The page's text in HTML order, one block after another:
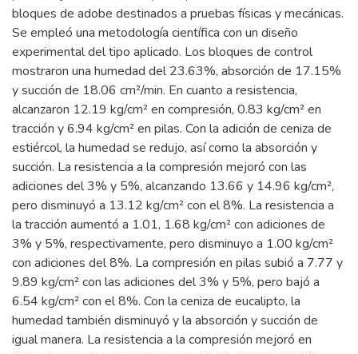
bloques de adobe destinados a pruebas físicas y mecánicas.
Se empleó una metodología científica con un diseño
experimental del tipo aplicado. Los bloques de control
mostraron una humedad del 23.63%, absorción de 17.15%
y succión de 18.06 cm²/min. En cuanto a resistencia,
alcanzaron 12.19 kg/cm² en compresión, 0.83 kg/cm² en
tracción y 6.94 kg/cm² en pilas. Con la adición de ceniza de
estiércol, la humedad se redujo, así como la absorción y
succión. La resistencia a la compresión mejoró con las
adiciones del 3% y 5%, alcanzando 13.66 y 14.96 kg/cm²,
pero disminuyó a 13.12 kg/cm² con el 8%. La resistencia a
la tracción aumentó a 1.01, 1.68 kg/cm² con adiciones de
3% y 5%, respectivamente, pero disminuyo a 1.00 kg/cm²
con adiciones del 8%. La compresión en pilas subió a 7.77 y
9.89 kg/cm² con las adiciones del 3% y 5%, pero bajó a
6.54 kg/cm² con el 8%. Con la ceniza de eucalipto, la
humedad también disminuyó y la absorción y succión de
igual manera. La resistencia a la compresión mejoró en